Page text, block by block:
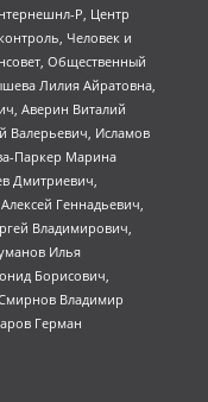
Р, Центр
Человек и
Общественный
Лилия Айратовна,
Аверин Виталий
Валерьевич, Исламов
Паркер Марина
Дмитриевич,
Геннадьевич,
Владимирович,
Илья
Борисович,
Владимир
Герман